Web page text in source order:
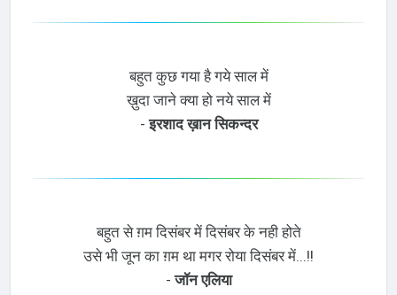
बहुत कुछ गया है गये साल में
ख़ुदा जाने क्या हो नये साल में
-इरशाद ख़ान सिकन्दर
बहुत से ग़म दिसंबर में दिसंबर के नही होते
उसे भी जून का ग़म था मगर रोया दिसंबर में...!!
-जॉन एलिया